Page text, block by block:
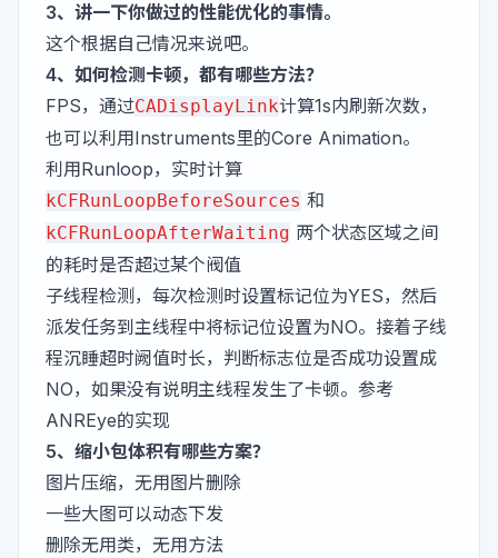
3、讲一下你做过的性能优化的事情。
这个根据自己情况来说吧。
4、如何检测卡顿，都有哪些方法？
FPS，通过CADisplayLink计算1s内刷新次数，
也可以利用Instruments里的Core Animation。
利用Runloop，实时计算
kCFRunLoopBeforeSources 和
kCFRunLoopAfterWaiting 两个状态区域之间
的耗时是否超过某个阀值
子线程检测，每次检测时设置标记位为YES，然后
派发任务到主线程中将标记位设置为NO。接着子线
程沉睡超时阙值时长，判断标志位是否成功设置成
NO，如果没有说明主线程发生了卡顿。参考
ANREye的实现
5、缩小包体积有哪些方案？
图片压缩，无用图片删除
一些大图可以动态下发
删除无用类，无用方法